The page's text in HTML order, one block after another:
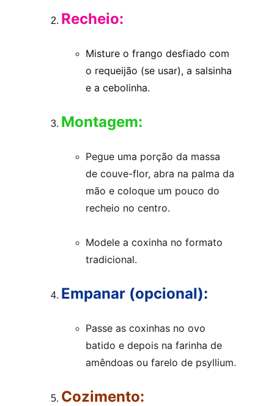
Recheio:
Misture o frango desfiado com
o requeijão (se usar), a salsinha
e a cebolinha.
Montagem:
Pegue uma porção da massa
de couve-flor, abra na palma da
mão e coloque um pouco do
recheio no centro.
Modele a coxinha no formato
tradicional.
Empanar (opcional):
Passe as coxinhas no ovo
batido e depois na farinha de
amêndoas ou farelo de psyllium.
Cozimento: